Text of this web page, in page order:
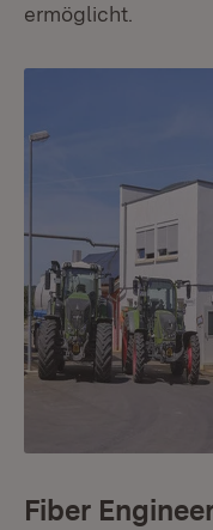
ermöglicht.
Fiber